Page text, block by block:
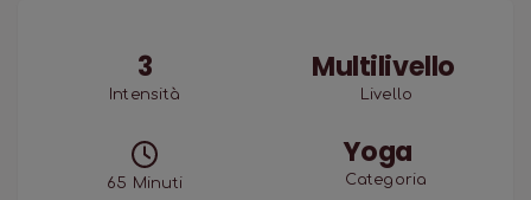
3
Intensità
Multilivello
Livello
65 Minuti
Yoga
Categoria